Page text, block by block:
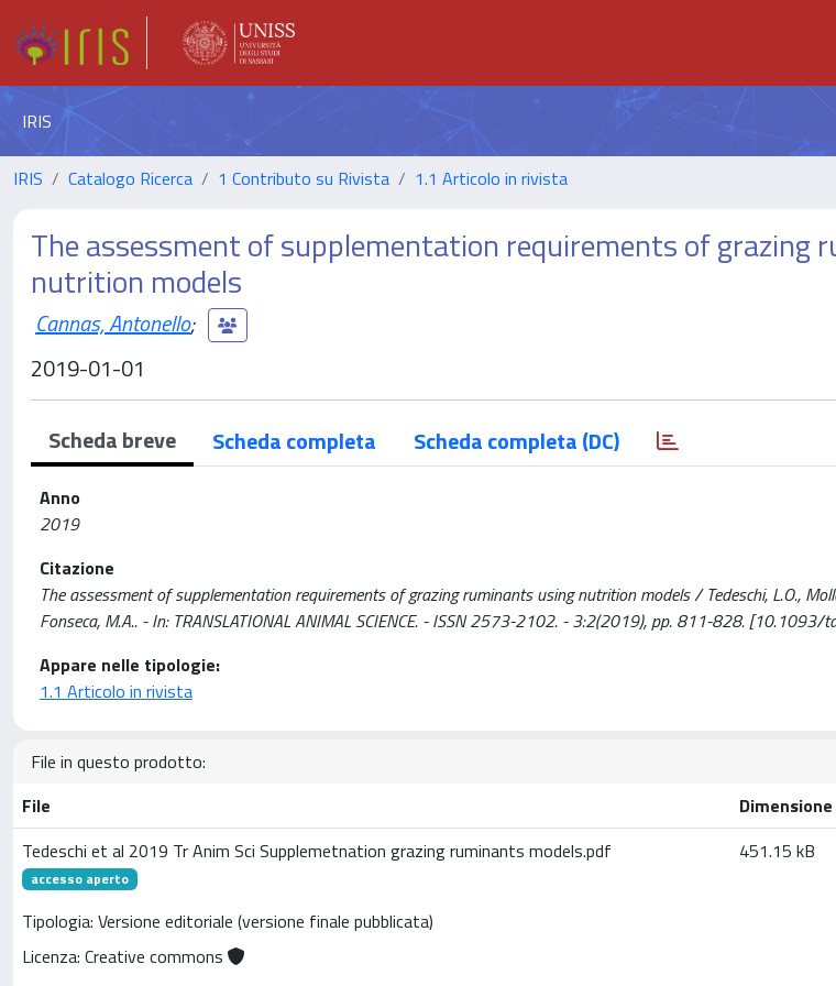
IRIS
IRIS Catalogo Ricerca 1 Contributo su Rivista 1.1 Articolo in rivista
The assessment of supplementation requirements of grazing
nutrition models
Cannas, Antonello;
2019-01-01
Scheda breve Scheda completa Scheda completa (DC)
Anno
2019
Citazione
The assessment of supplementation requirements of grazing ruminants using nutrition models / Tedeschi, L.O.,
Fonseca, M.A.. - In: TRANSLATIONAL ANIMAL SCIENCE. - ISSN 2573-2102. - 3:2(2019), pp. 811-828.
Appare nelle tipologie:
1.1 Articolo in rivista
File in questo prodotto:
File
Dimensione
Tedeschi et al 2019 Tr Anim Sci Supplemetnation grazing ruminants models.pdf
accesso aperto
Tipologia: Versione editoriale (versione finale pubblicata)
Licenza: Creative commons
451.15 kB